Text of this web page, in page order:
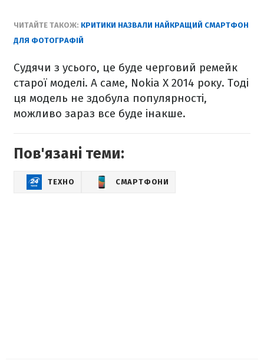
ЧИТАЙТЕ ТАКОЖ: КРИТИКИ НАЗВАЛИ НАЙКРАЩИЙ СМАРТФОН
ДЛЯ ФОТОГРАФІЙ
Судячи з усього, це буде черговий ремейк
старої моделі. А саме, Nokia X 2014 року. Тоді
ця модель не здобула популярності,
можливо зараз все буде інакше.
Пов'язані теми:
ТЕХНО СМАРТФОНИ